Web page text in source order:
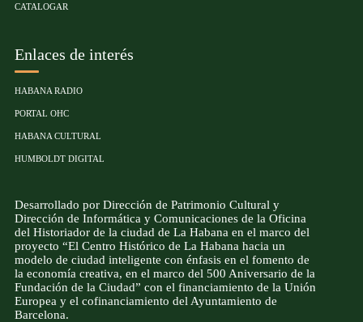
CATALOGAR
Enlaces de interés
HABANA RADIO
PORTAL OHC
HABANA CULTURAL
HUMBOLDT DIGITAL
Desarrollado por Dirección de Patrimonio Cultural y
Dirección de Informática y Comunicaciones de la Oficina
del Historiador de la ciudad de La Habana en el marco del
proyecto “El Centro Histórico de La Habana hacia un
modelo de ciudad inteligente con énfasis en el fomento de
la economía creativa, en el marco del 500 Aniversario de la
Fundación de la Ciudad” con el financiamiento de la Unión
Europea y el cofinanciamiento del Ayuntamiento de
Barcelona.